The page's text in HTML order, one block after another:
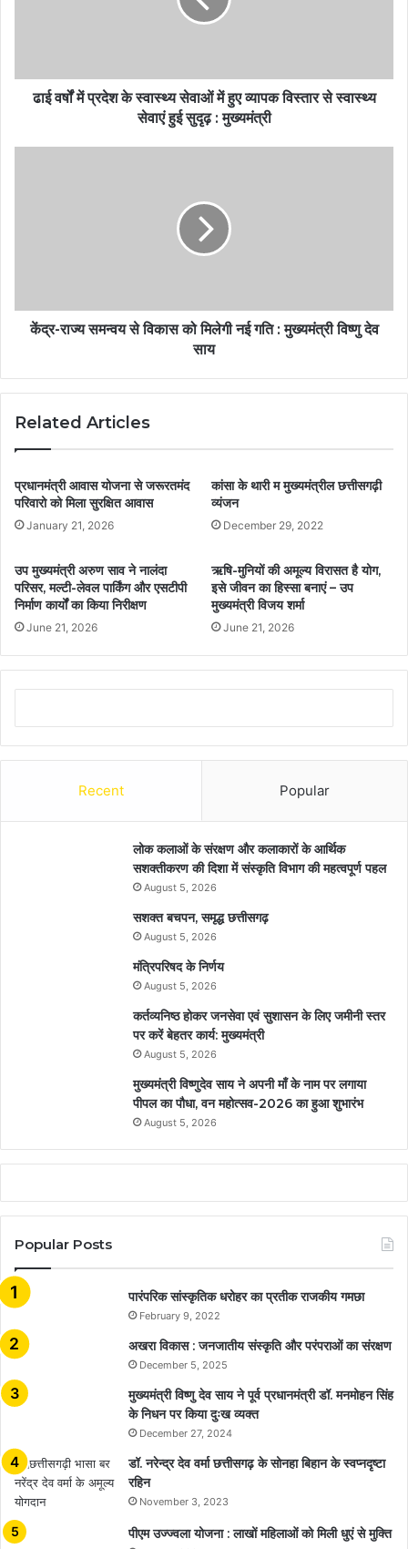
ढाई वर्षों में प्रदेश के स्वास्थ्य सेवाओं में हुए व्यापक विस्तार से स्वास्थ्य
सेवाएं हुई सुदृढ़ : मुख्यमंत्री
केंद्र-राज्य समन्वय से विकास को मिलेगी नई गति : मुख्यमंत्री विष्णु देव
साय
Related Articles
प्रधानमंत्री आवास योजना से जरूरतमंद
परिवारो को मिला सुरक्षित आवास
January 21, 2026
कांसा के थारी म मुख्यमंत्रील छत्तीसगढ़ी
व्यंजन
December 29, 2022
उप मुख्यमंत्री अरुण साव ने नालंदा
परिसर, मल्टी-लेवल पार्किंग और एसटीपी
निर्माण कार्यों का किया निरीक्षण
June 21, 2026
ऋषि-मुनियों की अमूल्य विरासत है योग,
इसे जीवन का हिस्सा बनाएं – उप
मुख्यमंत्री विजय शर्मा
June 21, 2026
Recent Popular
लोक कलाओं के संरक्षण और कलाकारों के आर्थिक
सशक्तीकरण की दिशा में संस्कृति विभाग की महत्वपूर्ण पहल
August 5, 2026
सशक्त बचपन, समृद्ध छत्तीसगढ़
August 5, 2026
मंत्रिपरिषद के निर्णय
August 5, 2026
कर्तव्यनिष्ठ होकर जनसेवा एवं सुशासन के लिए जमीनी स्तर
पर करें बेहतर कार्य: मुख्यमंत्री
August 5, 2026
मुख्यमंत्री विष्णुदेव साय ने अपनी माँ के नाम पर लगाया
पीपल का पौधा, वन महोत्सव-2026 का हुआ शुभारंभ
August 5, 2026
Popular Posts
​​​​​​​पारंपरिक सांस्कृतिक धरोहर का प्रतीक राजकीय गमछा
February 9, 2022
अखरा विकास : जनजातीय संस्कृति और परंपराओं का संरक्षण
December 5, 2025
मुख्यमंत्री विष्णु देव साय ने पूर्व प्रधानमंत्री डॉ. मनमोहन सिंह
के निधन पर किया दुःख व्यक्त
December 27, 2024
डॉ. नरेन्द्र देव वर्मा छत्तीसगढ़ के सोनहा बिहान के स्वप्नदृष्टा
रहिन
November 3, 2023
पीएम उज्ज्वला योजना : लाखों महिलाओं को मिली धुएं से मुक्ति